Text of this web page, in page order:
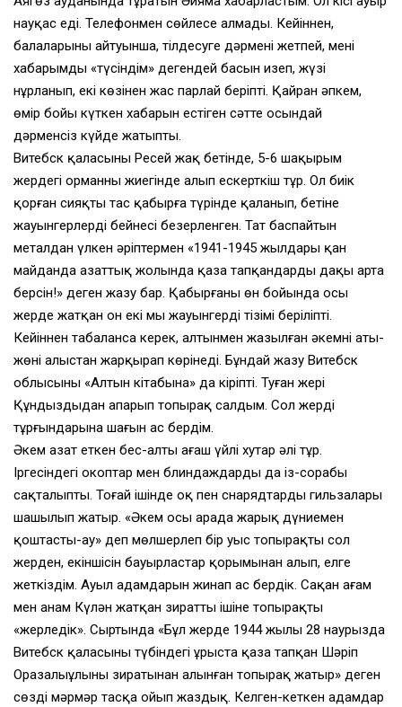
науқас еді. Телефонмен сөйлесе алмады. Кейіннен,
балаларының айтуынша, тілдесуге дәрмені жетпей, менің
хабарымды «түсіндім» дегендей басын изеп, жүзі
нұрланып, екі көзінен жас парлай беріпті. Қайран әпкем,
өмір бойы күткен хабарын естіген сәтте осындай
дәрменсіз күйде жатыпты.
Витебск қаласының Ресей жақ бетінде, 5-6 шақырым
жердегі орманның жиегінде алып ескерткіш тұр. Ол биік
қорған сияқты тас қабырға түрінде қаланып, бетіне
жауынгерлердің бейнесі безерленген. Тат баспайтын
металдан үлкен әріптермен «1941-1945 жылдары қан
майданда азаттық жолында қаза тапқандардың даңқы арта
берсін!» деген жазу бар. Қабырғаның өн бойында осы
жерде жатқан он екі мың жауынгердің тізімі беріліпті.
Кейіннен таңбаланса керек, алтынмен жазылған әкемнің аты-
жөні алыстан жарқырап көрінеді. Бұндай жазу Витебск
облысының «Алтын кітабына» да кіріпті. Туған жері
Құндыздыдан апарып топырақ салдым. Сол жердің
тұрғындарына шағын ас бердім.
Әкем азат еткен бес-алты ағаш үйлі хутар әлі тұр.
Іргесіндегі окоптар мен блиндаждардың да із-сорабы
сақталыпты. Тоғай ішінде оқ пен снарядтардың гильзалары
шашылып жатыр. «Әкем осы арада жарық дүниемен
қоштасты-ау» деп мөлшерлеп бір уыс топырақты сол
жерден, екіншісін бауырластар қорымынан алып, елге
жеткіздім. Ауыл адамдарын жинап ас бердік. Сақан ағам
мен анам Күлән жатқан зираттың ішіне топырақты
«жерледік». Сыртында «Бұл жерде 1944 жылы 28 наурызда
Витебск қаласының түбіндегі ұрыста қаза тапқан Шәріп
Оразалыұлының зиратынан алынған топырақ жатыр» деген
сөзді мәрмәр тасқа ойып жаздық. Келген-кеткен адамдар